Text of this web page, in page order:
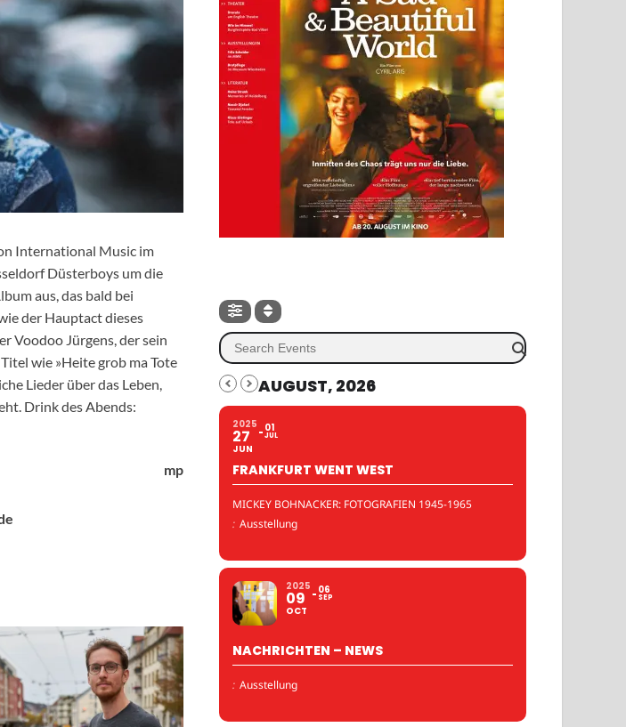
International Music im
Düsterboys um die
aus, das bald bei
der Hauptact dieses
Voodoo Jürgens, der sein
wie »Heite grob ma Tote
Lieder über das Leben,
Drink des Abends:
mp
AUGUST, 2026
2025
27
JUN
01
JUL
FRANKFURT WENT WEST
MICKEY BOHNACKER: FOTOGRAFIEN 1945-1965
: Ausstellung
2025
09
OCT
06
SEP
NACHRICHTEN – NEWS
: Ausstellung